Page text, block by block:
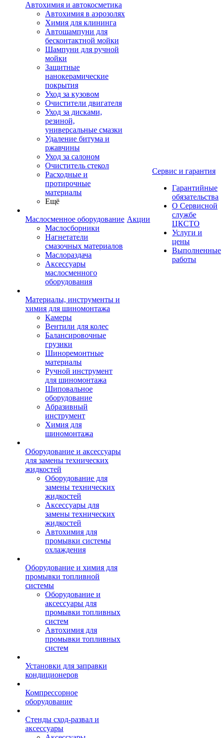
Автохимия и автокосметика
Автохимия в аэрозолях
Химия для клининга
Автошампуни для
бесконтактной мойки
Шампуни для ручной
мойки
Защитные
нанокерамические
покрытия
Уход за кузовом
Очистители двигателя
Уход за дисками,
резиной,
универсальные смазки
Удаление битума и
ржавчины
Уход за салоном
Очиститель стекол
Расходные и
протирочные
материалы
Ещё
Маслосменное оборудование
Маслосборники
Нагнетатели
смазочных материалов
Маслораздача
Аксессуары
маслосменного
оборудования
Материалы, инструменты и
химия для шиномонтажа
Камеры
Вентили для колес
Балансировочные
грузики
Шиноремонтные
материалы
Ручной инструмент
для шиномонтажа
Шиповальное
оборудование
Абразивный
инструмент
Химия для
шиномонтажа
Оборудование и аксессуары
для замены технических
жидкостей
Оборудование для
замены технических
жидкостей
Аксессуары для
замены технических
жидкостей
Автохимия для
промывки системы
охлаждения
Оборудование и химия для
промывки топливной
системы
Оборудование и
аксессуары для
промывки топливных
систем
Автохимия для
промывки топливных
систем
Установки для заправки
кондиционеров
Компрессорное
оборудование
Стенды сход-развал и
аксессуары
Акции
Сервис и гарантия
Гарантийные
обязательства
О Сервисной
службе
ЦКСТО
Услуги и
цены
Выполненные
работы